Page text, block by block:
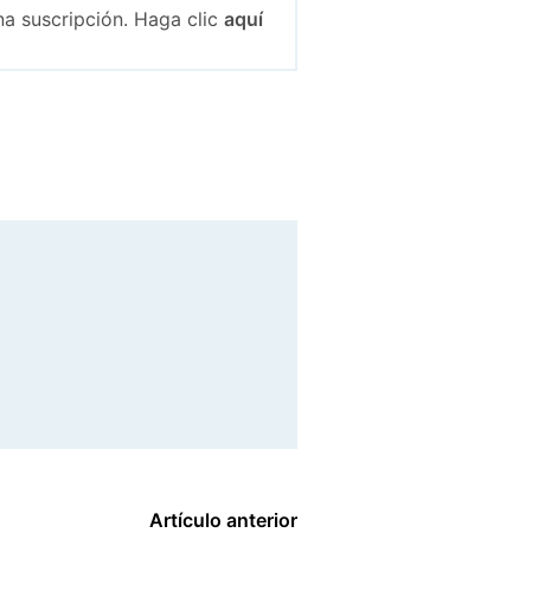
suscripción. Haga clic aquí
Artículo anterior